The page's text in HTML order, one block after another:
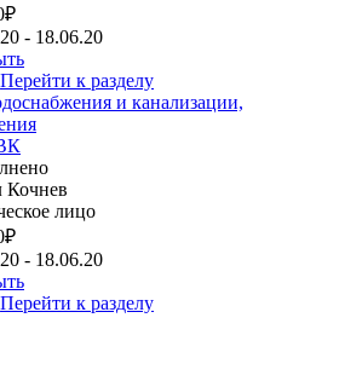
₽
- 18.06.20
Перейти к разделу
и канализации,
Кочнев
лицо
₽
- 18.06.20
Перейти к разделу